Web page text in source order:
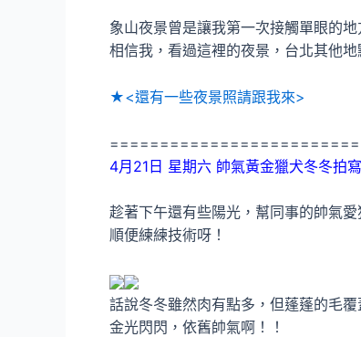
象山夜景曾是讓我第一次接觸單眼的
相信我，看過這裡的夜景，台北其他
★<還有一些夜景照請跟我來>
4月21日 星期六 帥氣黃金獵犬冬冬拍
趁著下午還有些陽光，幫同事的帥氣
順便練練技術呀！
話說冬冬雖然肉有點多，但蓬蓬的毛
金光閃閃，依舊帥氣啊！！